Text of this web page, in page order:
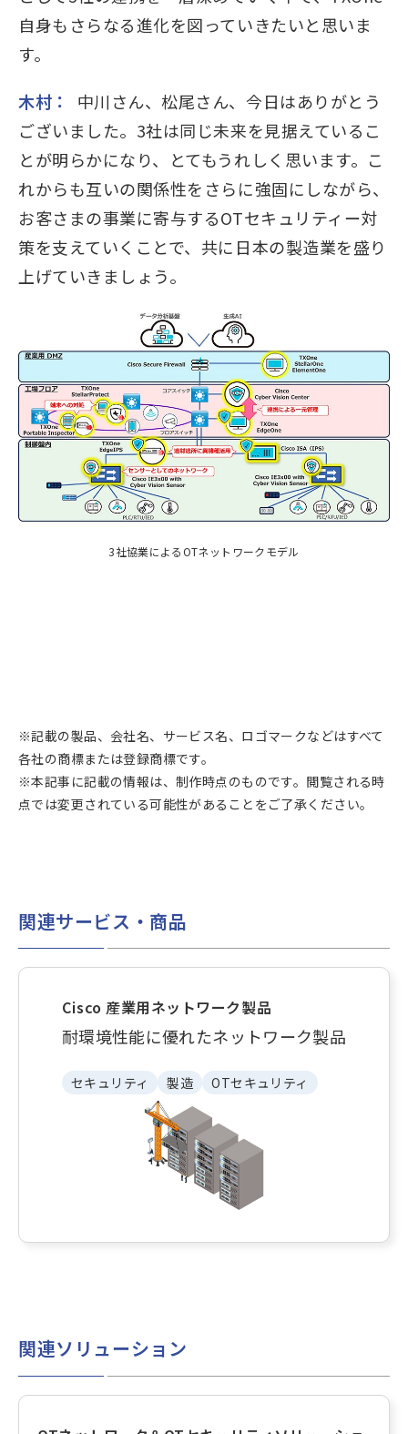
自身もさらなる進化を図っていきたいと思いま
す。
木村：
中川さん、松尾さん、今日はありがとう
ございました。3社は同じ未来を見据えているこ
とが明らかになり、とてもうれしく思います。こ
れからも互いの関係性をさらに強固にしながら、
お客さまの事業に寄与するOTセキュリティー対
策を支えていくことで、共に日本の製造業を盛り
上げていきましょう。
3社協業によるOTネットワークモデル
※記載の製品、会社名、サービス名、ロゴマークなどはすべて
各社の商標または登録商標です。
※本記事に記載の情報は、制作時点のものです。閲覧される時
点では変更されている可能性があることをご了承ください。
関連サービス・商品
Cisco 産業用ネットワーク製品
耐環境性能に優れたネットワーク製品
セキュリティ 製造 OTセキュリティ
関連ソリューション